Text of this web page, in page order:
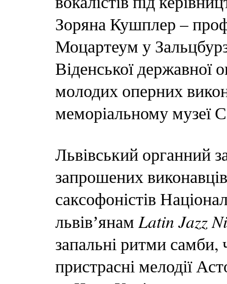
Зоряна Кушплер –
Моцартеум у
Віденської державної
молодих оперних
меморіальному музеї
Львівський органний
запрошених
саксофоністів
львівʼянамLatin Jazz
запальні ритми
пристрасні мелодії